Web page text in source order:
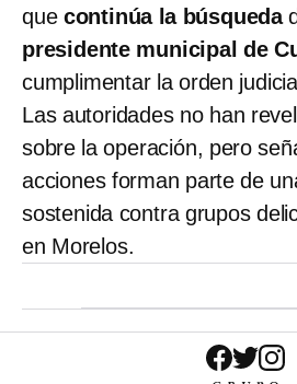
que continúa la búsqueda
presidente municipal de
cumplimentar la orden
Las autoridades no han
sobre la operación, pero
acciones forman parte de
sostenida contra grupos
en Morelos.